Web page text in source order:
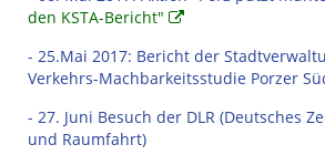
den KSTA-Bericht"
- 25.Mai 2017: Bericht der
Verkehrs-Machbarkeitsstudie Porzer
- 27. Juni Besuch der DLR (Deutsches
und Raumfahrt)